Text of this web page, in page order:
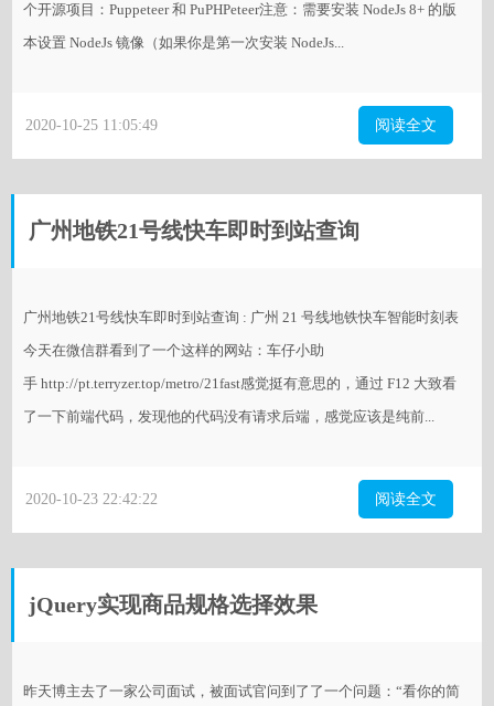
个开源项目：Puppeteer 和 PuPHPeteer注意：需要安装 NodeJs 8+ 的版
本设置 NodeJs 镜像（如果你是第一次安装 NodeJs...
2020-10-25 11:05:49 阅读全文
广州地铁21号线快车即时到站查询
广州地铁21号线快车即时到站查询 : 广州 21 号线地铁快车智能时刻表
今天在微信群看到了一个这样的网站：车仔小助
手 http://pt.terryzer.top/metro/21fast感觉挺有意思的，通过 F12 大致看
了一下前端代码，发现他的代码没有请求后端，感觉应该是纯前...
2020-10-23 22:42:22 阅读全文
jQuery实现商品规格选择效果
昨天博主去了一家公司面试，被面试官问到了了一个问题：“看你的简